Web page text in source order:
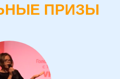
ПРИЗЫ